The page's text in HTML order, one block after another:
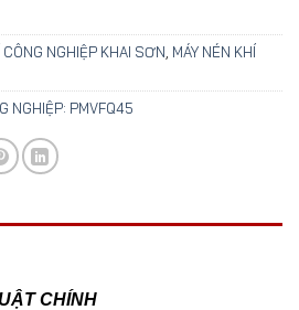
CÔNG NGHIỆP KHAI SƠN MÁY NÉN KHÍ
NGHIỆP: PMVFQ45
CHÍNH